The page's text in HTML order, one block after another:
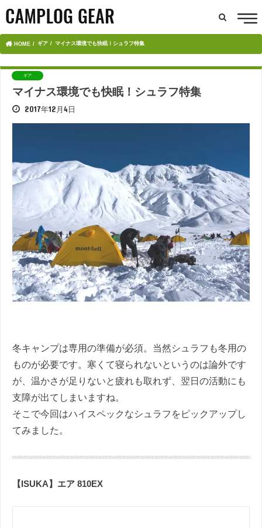
HOME ギア マイナス環境でも快眠！シュラフ特集
ギア
マイナス環境でも快眠！シュラフ特集
2017年12月4日
冬キャンプは専用の準備が必須。当然シュラフも冬用の
ものが必要です。寒くて寝られないというのは論外です
が、温かさが足りないと疲れも取れず、翌日の活動にも
支障が出てしまいますね。
そこで今回はハイスペックなシュラフをピックアップし
てみました。
【ISUKA】エア 810EX